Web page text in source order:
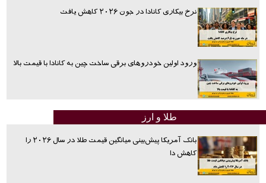
نرخ بیکاری کانادا در جون ۲۰۲۶ کاهش یافت
ورود اولین خودروهای برقی ساخت چین به کانادا با قیمت بالا
طلا و ارز
بانک آمریکا پیش‌بینی میانگین قیمت طلا در سال ۲۰۲۶ را
کاهش دا